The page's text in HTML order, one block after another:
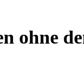
ohne